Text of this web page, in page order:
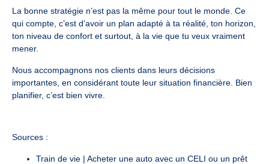
La bonne stratégie n’est pas la même pour tout le monde. Ce
qui compte, c’est d’avoir un plan adapté à ta réalité, ton horizon,
ton niveau de confort et surtout, à la vie que tu veux vraiment
mener.
Nous accompagnons nos clients dans leurs décisions
importantes, en considérant toute leur situation financière. Bien
planifier, c’est bien vivre.
Sources :
Train de vie | Acheter une auto avec un CELI ou un prêt